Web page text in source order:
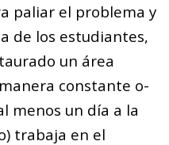
paliar el problema y
de los estudiantes,
un área
constante o-
menos un día a la
trabaja en el